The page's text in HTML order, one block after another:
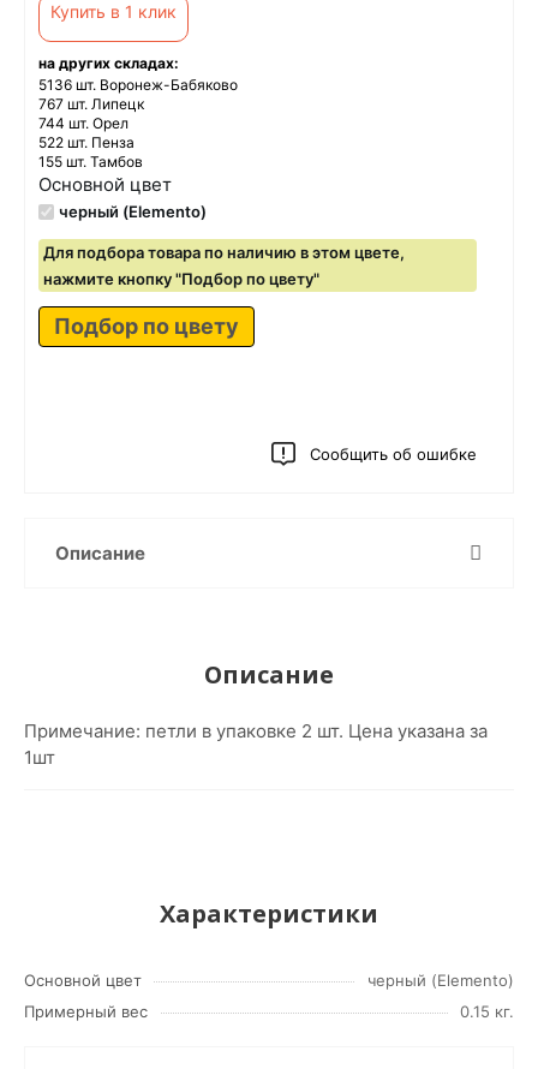
Купить в 1 клик
на других складах:
5136 шт. Воронеж-Бабяково
767 шт. Липецк
744 шт. Орел
522 шт. Пенза
155 шт. Тамбов
Основной цвет
черный (Elemento)
Для подбора товара по наличию в этом цвете,
нажмите кнопку "Подбор по цвету"
Подбор по цвету
Сообщить об ошибке
Описание
Описание
Примечание: петли в упаковке 2 шт. Цена указана за
1шт
Характеристики
Основной цвет
черный (Elemento)
Примерный вес
0.15 кг.